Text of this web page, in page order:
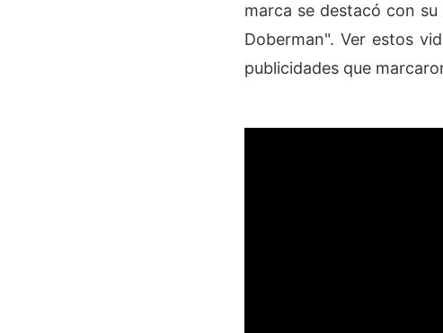
marca se destacó con su
Doberman". Ver estos
publicidades que